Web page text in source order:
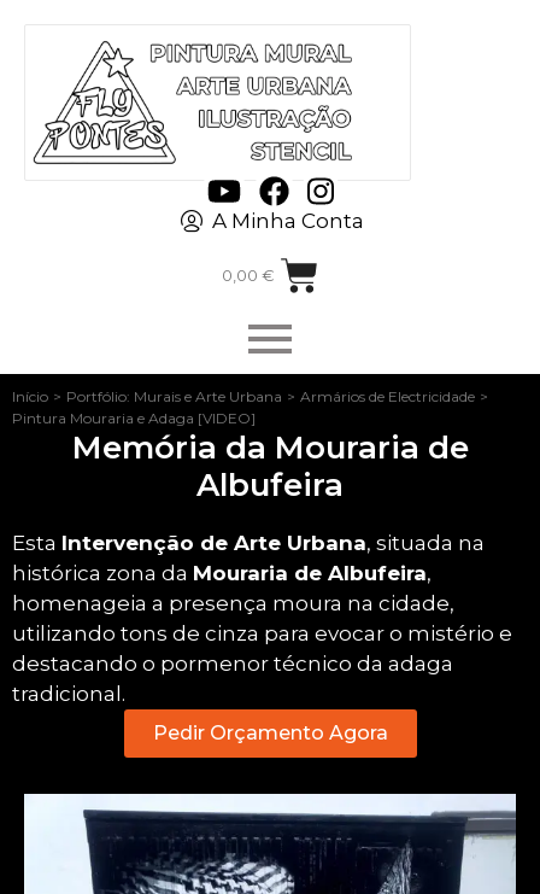
A Minha Conta
0,00 €
Início > Portfólio: Murais e Arte Urbana > Armários de Electricidade >
Pintura Mouraria e Adaga [VIDEO]
Memória da Mouraria de
Albufeira
Esta Intervenção de Arte Urbana, situada na
histórica zona da Mouraria de Albufeira,
homenageia a presença moura na cidade,
utilizando tons de cinza para evocar o mistério e
destacando o pormenor técnico da adaga
tradicional.
Pedir Orçamento Agora